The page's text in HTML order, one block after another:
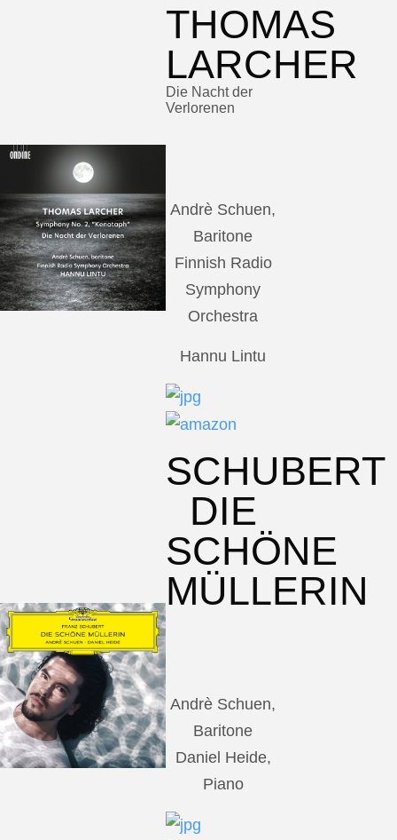
THOMAS
LARCHER
Die Nacht der
Verlorenen
Andrè Schuen,
Baritone
Finnish Radio
Symphony
Orchestra
Hannu Lintu
SCHUBERT
DIE
SCHÖNE
MÜLLERIN
Andrè Schuen,
Baritone
Daniel Heide,
Piano